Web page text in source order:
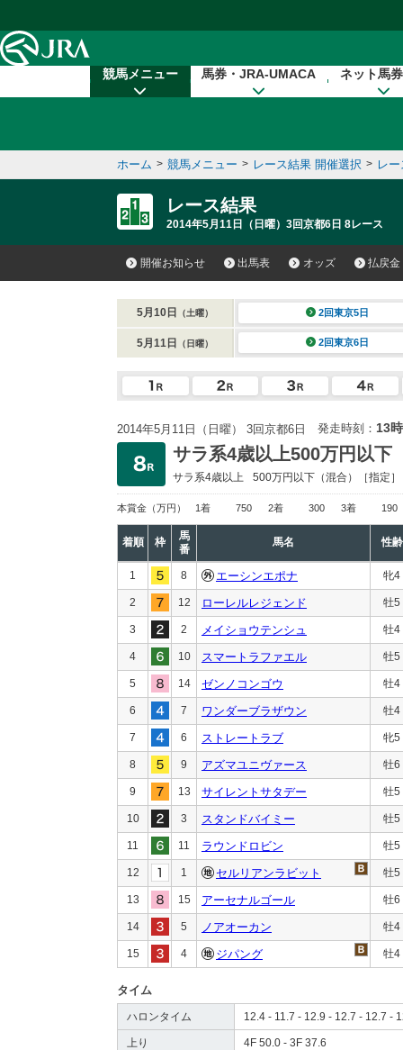
競馬メニュー 馬券・JRA-UMACA ネット馬
ホーム > 競馬メニュー > レース結果 開催選択 > レ
レース結果
2014年5月11日（日曜）3回京都6日 8レース
開催お知らせ 出馬表 オッズ 払戻金
5月10日 （土曜） 2回東京5日
5月11日 （日曜） 2回東京6日
2014年5月11日（日曜） 3回京都6日 発走時刻： 13
サラ系4歳以上500万円以下
サラ系4歳以上 500万円以下 （混合）［指定］
本賞金 （万円） 1着 750 2着 300 3着 190
着順 枠
馬
番
馬名 性齢
1 8 エーシンエポナ 牝4
2 12 ローレルレジェンド 牡5
3 2 メイショウテンシュ 牡4
4 10 スマートラファエル 牡5
5 14 ゼンノコンゴウ 牡4
6 7 ワンダーブラザウン 牡4
7 6 ストレートラブ 牝5
8 9 アズマユニヴァース 牡6
9 13 サイレントサタデー 牡5
10 3 スタンドバイミー 牡5
11 11 ラウンドロビン 牡5
12 1 セルリアンラビット 牡5
13 15 アーセナルゴール 牡6
14 5 ノアオーカン 牡4
15 4 ジパング 牡4
タイム
ハロンタイム 12.4 - 11.7 - 12.9 - 12.7 - 12.7 -
上り 4F 50.0 - 3F 37.6